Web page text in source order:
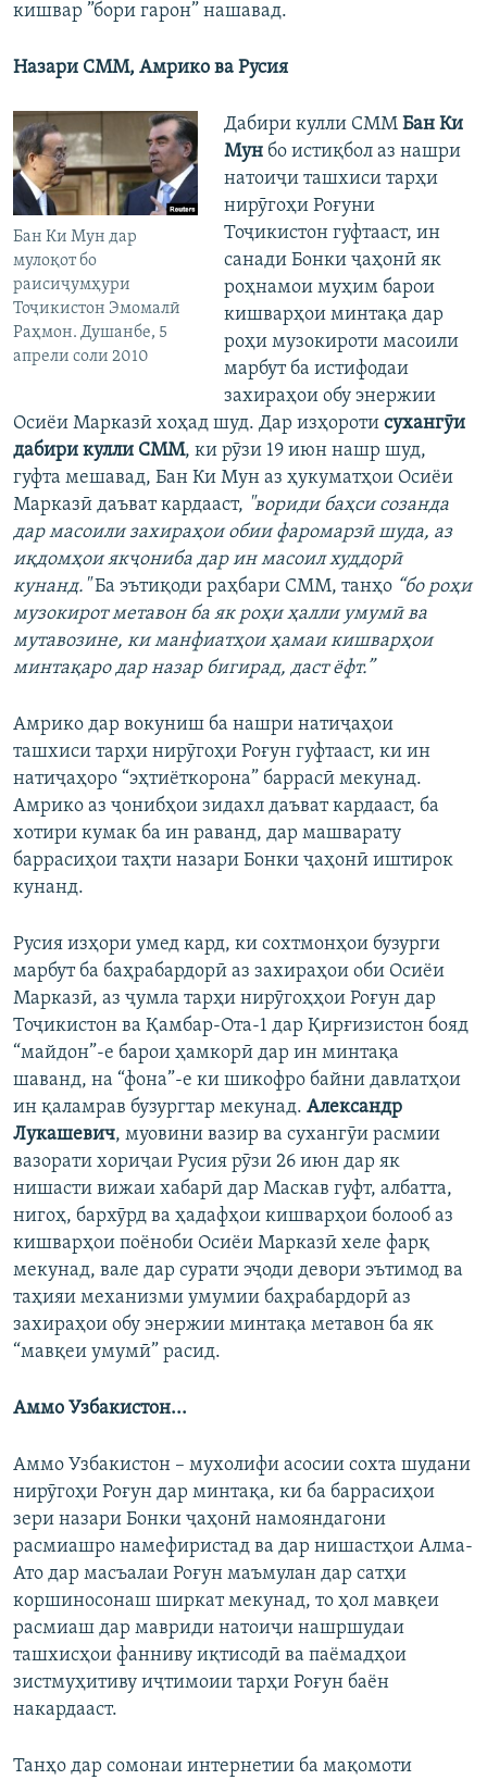
кишвар ”бори гарон” нашавад.
Назари СММ, Амрико ва Русия
Бан Ки Мун дар
мулоқот бо
раисиҷумҳури
Тоҷикистон Эмомалӣ
Раҳмон. Душанбе, 5
апрели соли 2010
Дабири кулли СММ Бан Ки
Мунбо истиқбол аз нашри
натоиҷи ташхиси тарҳи
нирӯгоҳи Роғуни
Тоҷикистон гуфтааст, ин
санади Бонки ҷаҳонӣ як
роҳнамои муҳим барои
кишварҳои минтақа дар
роҳи музокироти масоили
марбут ба истифодаи
захираҳои обу энержии
Осиёи Марказӣ хоҳад шуд. Дар изҳороти сухангӯи
дабири кулли СММ, ки рӯзи 19 июн нашр шуд,
гуфта мешавад, Бан Ки Мун аз ҳукуматҳои Осиёи
Марказӣ даъват кардааст, "вориди баҳси созанда
дар масоили захираҳои обии фаромарзӣ шуда, аз
иқдомҳои якҷониба дар ин масоил худдорӣ
кунанд."Ба эътиқоди раҳбари СММ, танҳо “бо роҳи
музокирот метавон ба як роҳи ҳалли умумӣ ва
мутавозине, ки манфиатҳои ҳамаи кишварҳои
минтақаро дар назар бигирад, даст ёфт.”
Амрико дар вокуниш ба нашри натиҷаҳои
ташхиси тарҳи нирӯгоҳи Роғун гуфтааст, ки ин
натиҷаҳоро “эҳтиёткорона” баррасӣ мекунад.
Амрико аз ҷонибҳои зидахл даъват кардааст, ба
хотири кумак ба ин раванд, дар машварату
баррасиҳои таҳти назари Бонки ҷаҳонӣ иштирок
кунанд.
Русия изҳори умед кард, ки сохтмонҳои бузурги
марбут ба баҳрабардорӣ аз захираҳои оби Осиёи
Марказӣ, аз ҷумла тарҳи нирӯгоҳҳои Роғун дар
Тоҷикистон ва Қамбар-Ота-1 дар Қирғизистон бояд
“майдон”-е барои ҳамкорӣ дар ин минтақа
шаванд, на “фона”-е ки шикофро байни давлатҳои
ин қаламрав бузургтар мекунад. Александр
Лукашевич, муовини вазир ва сухангӯи расмии
вазорати хориҷаи Русия рӯзи 26 июн дар як
нишасти вижаи хабарӣ дар Маскав гуфт, албатта,
нигоҳ, бархӯрд ва ҳадафҳои кишварҳои болооб аз
кишварҳои поёноби Осиёи Марказӣ хеле фарқ
мекунад, вале дар сурати эҷоди девори эътимод ва
таҳияи механизми умумии баҳрабардорӣ аз
захираҳои обу энержии минтақа метавон ба як
“мавқеи умумӣ” расид.
Аммо Узбакистон...
Аммо Узбакистон – мухолифи асосии сохта шудани
нирӯгоҳи Роғун дар минтақа, ки ба баррасиҳои
зери назари Бонки ҷаҳонӣ намояндагони
расмиашро намефиристад ва дар нишастҳои Алма-
Ато дар масъалаи Роғун маъмулан дар сатҳи
коршиносонаш ширкат мекунад, то ҳол мавқеи
расмиаш дар мавриди натоиҷи нашршудаи
ташхисҳои фанниву иқтисодӣ ва паёмадҳои
зистмуҳитиву иҷтимоии тарҳи Роғун баён
накардааст.
Танҳо дар сомонаи интернетии ба мақомоти